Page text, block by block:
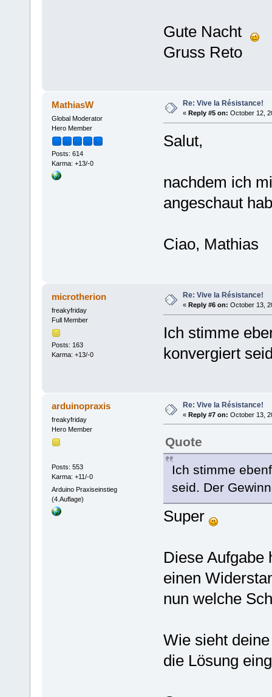
Gute Nacht
Gruss Reto
MathiasW
Global Moderator
Hero Member
Posts: 614
Karma: +13/-0
Re: Vive la Résistance!
« Reply #5 on: October 12,
Salut,
nachdem ich
angeschaut
Ciao, Mathias
microtherion
freakyfriday
Full Member
Posts: 163
Karma: +13/-0
Re: Vive la Résistance!
« Reply #6 on: October 13,
Ich stimme
konvergiert
arduinopraxis
freakyfriday
Hero Member
Posts: 553
Karma: +11/-0
Arduino Praxiseinstieg
(4.Auflage)
Re: Vive la Résistance!
« Reply #7 on: October 13,
Quote
Ich stimme
seid. Der
Super
Diese Aufgabe
einen
nun welche
Wie sieht
die Lösung